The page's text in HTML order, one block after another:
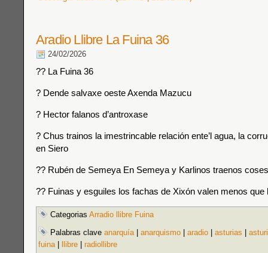
Aradio Llibre La Fuina 36
24/02/2026
?? La Fuina 36
? Dende salvaxe oeste Axenda Mazucu
? Hector falanos d’antroxase
? Chus trainos la imestrincable relación ente’l agua, la
en Siero
?? Rubén de Semeya En Semeya y Karlinos traenos
?? Fuinas y esguiles los fachas de Xixón valen menos que
Categorias Arradio llibre Fuina
Palabras clave anarquía| anarquismo aradio asturias
fuina| llibre radiollibre